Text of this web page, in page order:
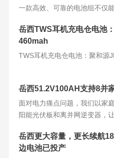
一款高效、可靠的电池组不仅
岳西TWS耳机充电仓电池
460mah
TWS耳机充电仓电池：聚和源
岳西51.2V100AH支持8并
面对电力痛点问题，我们以家
阳能光伏板和离并网逆变器，
岳西更大容量，更长续航
边电池已投产